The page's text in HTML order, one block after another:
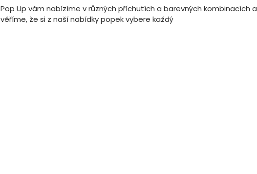
Pop Up vám nabízíme v různých příchutích a barevných kombinacích a
věříme, že si z naší nabídky popek vybere každý